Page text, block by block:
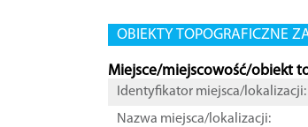
OBIEKTY TOPOGRAFICZNE
Miejsce/miejscowość/obiekt
Identyfikator miejsca/lokalizacji:
Nazwa miejsca/lokalizacji: